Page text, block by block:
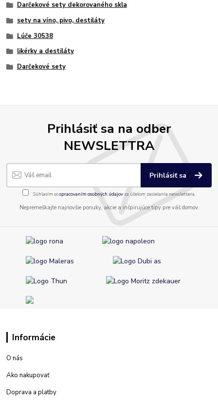
Darčekové sety dekorovaného skla
sety na víno, pivo, destiláty
Lúče 30538
likérky a destiláty
Darčekové sety
Prihlásiť sa na odber
NEWSLETTRA
Prihlásiť sa
Súhlasím sospracovaním osobných údajov za účelom zasielania newslettera.
Nepremeškajte najnovšie ponuky, akcie a inšpirujúce tipy pre váš domov.
Informácie
O nás
Ako nakupovať
Doprava a platby